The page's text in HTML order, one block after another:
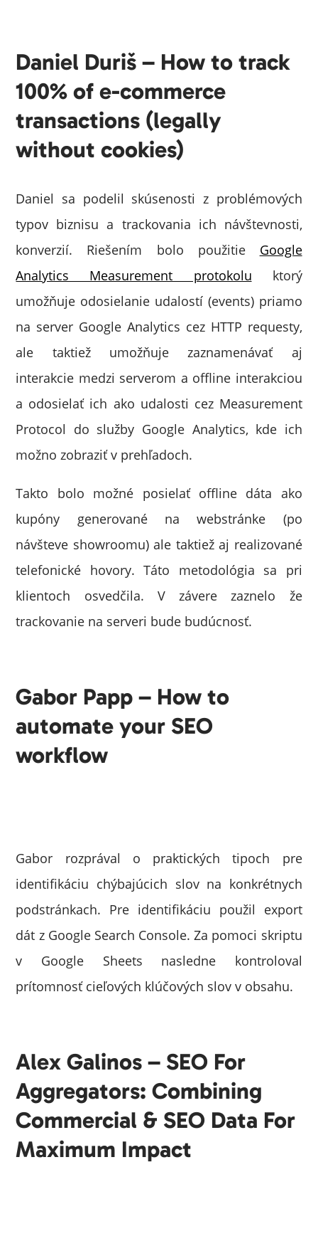
Daniel Duriš – How to track
100% of e-commerce
transactions (legally
without cookies)
Daniel sa podelil skúsenosti z problémových
typov biznisu a trackovania ich návštevnosti,
konverzií. Riešením bolo použitie Google
Analytics Measurement protokolu ktorý
umožňuje odosielanie udalostí (events) priamo
na server Google Analytics cez HTTP requesty,
ale taktiež umožňuje zaznamenávať aj
interakcie medzi serverom a offline interakciou
a odosielať ich ako udalosti cez Measurement
Protocol do služby Google Analytics, kde ich
možno zobraziť v prehľadoch.
Takto bolo možné posielať offline dáta ako
kupóny generované na webstránke (po
návšteve showroomu) ale taktiež aj realizované
telefonické hovory. Táto metodológia sa pri
klientoch osvedčila. V závere zaznelo že
trackovanie na serveri bude budúcnosť.
Gabor Papp – How to
automate your SEO
workflow
Gabor rozprával o praktických tipoch pre
identifikáciu chýbajúcich slov na konkrétnych
podstránkach. Pre identifikáciu použil export
dát z Google Search Console. Za pomoci skriptu
v Google Sheets nasledne kontroloval
prítomnosť cieľových klúčových slov v obsahu.
Alex Galinos – SEO For
Aggregators: Combining
Commercial & SEO Data For
Maximum Impact